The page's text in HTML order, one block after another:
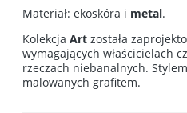
Materiał: ekoskóra i metal.
Kolekcja Art została
wymagających właścicielach
rzeczach niebanalnych.
malowanych grafitem.